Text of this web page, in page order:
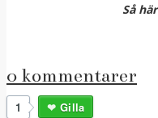
Så
0 kommentarer
1
Gilla